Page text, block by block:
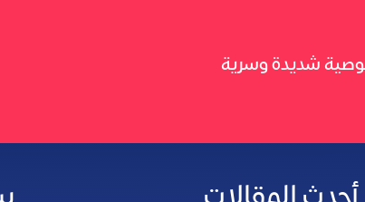
شديدة وسرية